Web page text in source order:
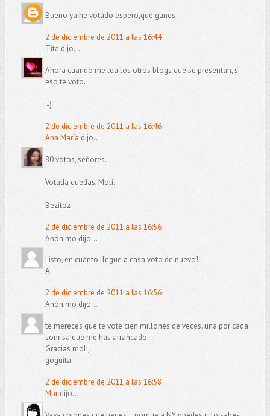
Bueno ya he votado espero,que ganes
2 de diciembre de 2011 a las 16:44
Tita dijo...
Ahora cuando me lea los otros blogs que se presentan, si
eso te voto.
;-)
2 de diciembre de 2011 a las 16:46
Ana María dijo...
80 votos, señores.
Votada quedas, Moli.
Bezitoz
2 de diciembre de 2011 a las 16:56
Anónimo dijo...
Listo, en cuanto llegue a casa voto de nuevo!
A.
2 de diciembre de 2011 a las 16:56
Anónimo dijo...
te mereces que te vote cien millones de veces. una por cada
sonrisa que me has arrancado.
Gracias moli,
goguita
2 de diciembre de 2011 a las 16:58
Mardijo...